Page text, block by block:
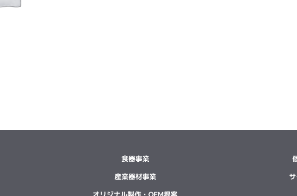
食器事業
産業器材事業
オリジナル製作・OEM提案